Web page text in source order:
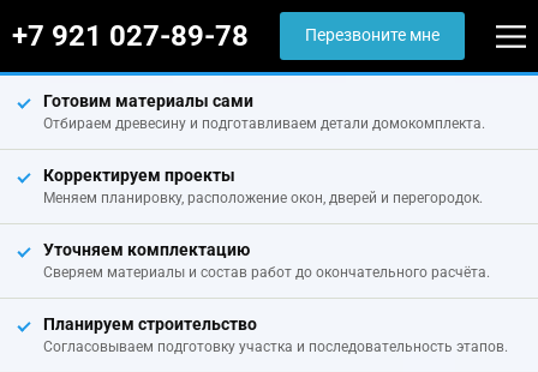
+7 921 027-89-78 Перезвоните мне
Готовим материалы сами
Отбираем древесину и подготавливаем детали домокомплекта.
Корректируем проекты
Меняем планировку, расположение окон, дверей и перегородок.
Уточняем комплектацию
Сверяем материалы и состав работ до окончательного расчёта.
Планируем строительство
Согласовываем подготовку участка и последовательность этапов.